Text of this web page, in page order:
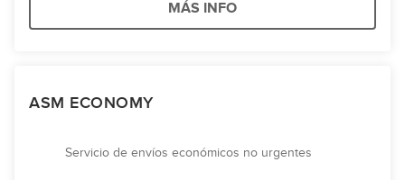
MÁS INFO
ASM ECONOMY
Servicio de envíos económicos no urgentes